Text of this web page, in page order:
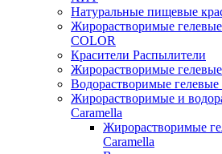
Натуральные пищевые
Жирорастворимые
COLOR
Красители Распылители
Жирорастворимые
Водорастворимые
Жирорастворимые и
Caramella
Жирорастворимые
Caramella